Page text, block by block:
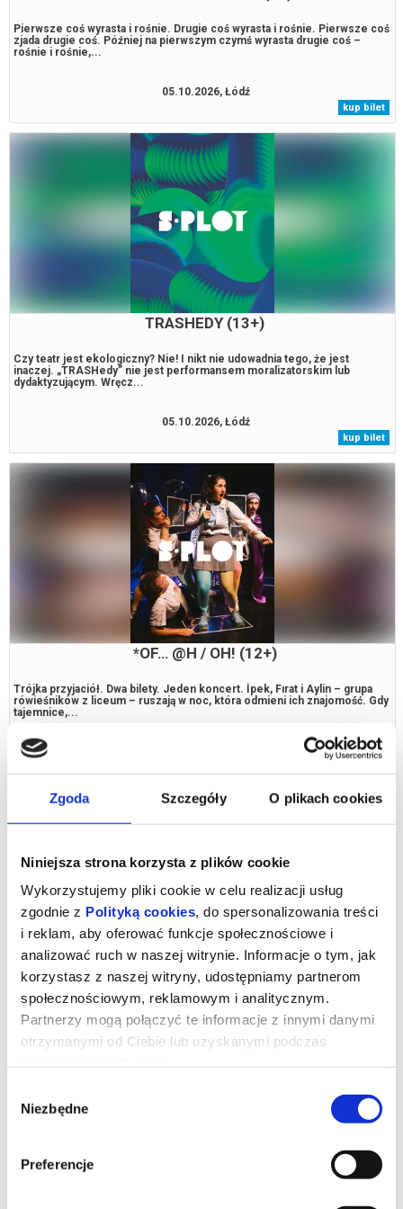
Zgoda Szczegóły O plikach cookies
Niniejsza strona korzysta z plików cookie
Wykorzystujemy pliki cookie w celu realizacji usług
zgodnie z Polityką cookies, do spersonalizowania treści
i reklam, aby oferować funkcje społecznościowe i
analizować ruch w naszej witrynie. Informacje o tym, jak
korzystasz z naszej witryny, udostępniamy partnerom
społecznościowym, reklamowym i analitycznym.
Partnerzy mogą połączyć te informacje z innymi danymi
otrzymanymi od Ciebie lub uzyskanymi podczas
zgody
Niezbędne
Preferencje
Pierwsze coś wyrasta i rośnie. Drugie coś wyrasta i rośnie. Pierwsze coś
zjada drugie coś. Później na pierwszym czymś wyrasta drugie coś –
rośnie i rośnie,...
05.10.2026, Łódź
kup bilet
TRASHEDY (13+)
Czy teatr jest ekologiczny? Nie! I nikt nie udowadnia tego, że jest
inaczej. „TRASHedy” nie jest performansem moralizatorskim lub
dydaktyzującym. Wręcz...
05.10.2026, Łódź
kup bilet
*OF… @H / OH! (12+)
Trójka przyjaciół. Dwa bilety. Jeden koncert. İpek, Fırat i Aylin – grupa
rówieśników z liceum – ruszają w noc, która odmieni ich znajomość. Gdy
tajemnice,...
TRASHEDY (13+)
Czy teatr jest ekologiczny? Nie! I nikt nie udowadnia tego, że jest
inaczej. „TRASHedy” nie jest performansem moralizatorskim lub
dydaktyzującym. Wręcz...
kup bilet